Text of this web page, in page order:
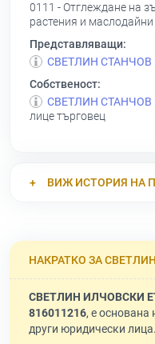
0111 - Отглеждане на
растения и
Представляващи:
СВЕТЛИН
Собственост:
СВЕТЛИН
лице търговец
ВИЖ ИСТОРИЯ НА
НАКРАТКО ЗА
СВЕТЛИН ИЛЧОВСКИ
816011216, е основана
други юридически лица.